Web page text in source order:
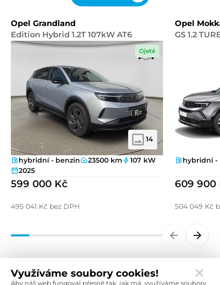
Opel Grandland
Edition Hybrid 1.2T 107kW AT6
14
Ojeté
hybridní - benzin 23500 km
107 kW
2025
599 000 Kč
495 041 Kč bez DPH
Opel
GS 1.2
hybridní -
609 900
504 049 Kč
Využíváme soubory cookies!
Aby náš web fungoval přesně tak, jak má, využíváme soubory